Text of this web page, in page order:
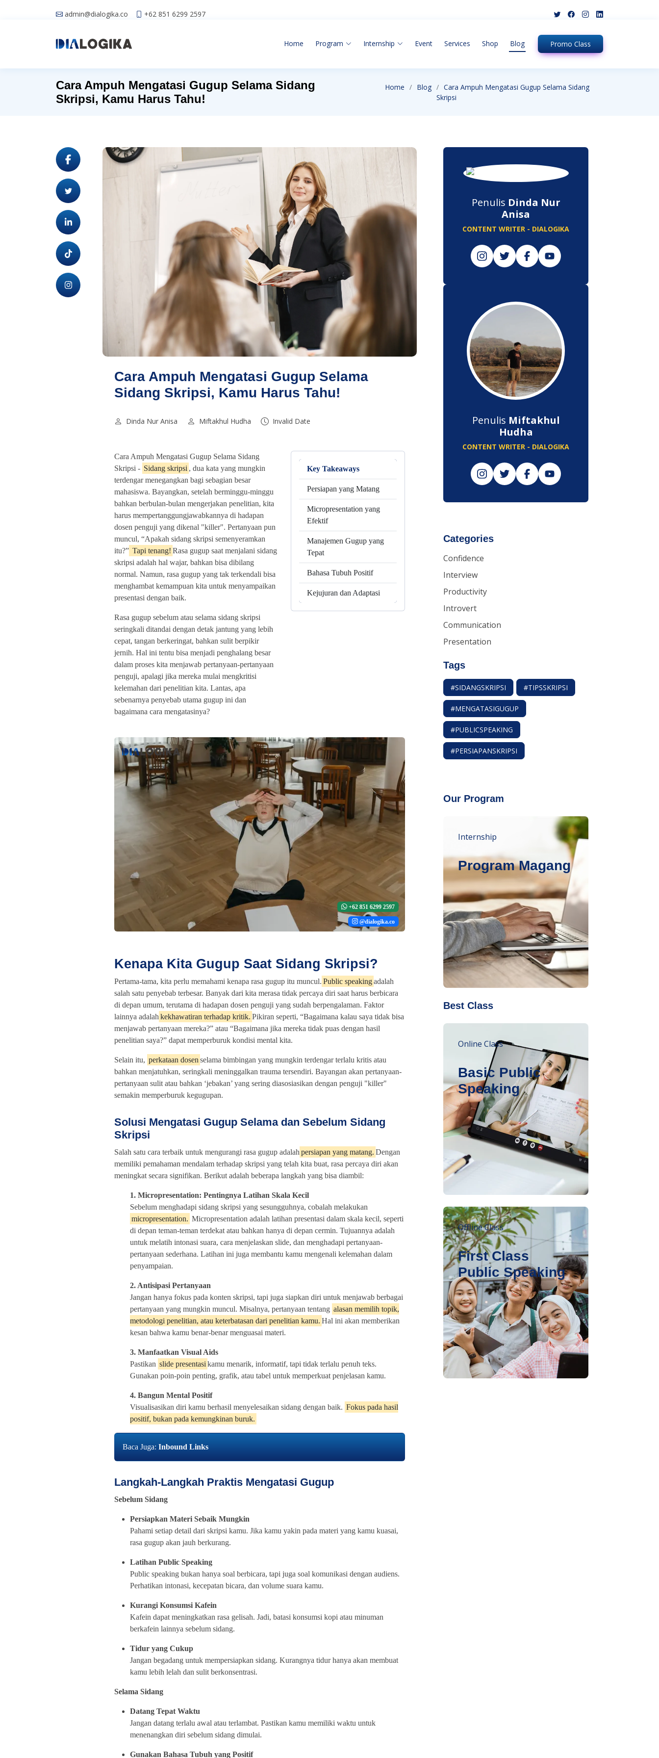
admin@dialogika.co +62 851 6299 2597
Home Program Internship Event Services Shop Blog Promo Class
Cara Ampuh Mengatasi Gugup Selama Sidang
Skripsi, Kamu Harus Tahu!
Home Blog
Cara Ampuh Mengatasi Gugup Selama Sidang
Skripsi
Cara Ampuh Mengatasi Gugup Selama
Sidang Skripsi, Kamu Harus Tahu!
Dinda Nur Anisa Miftakhul Hudha Invalid Date
Cara Ampuh Mengatasi Gugup Selama Sidang
Skripsi - Sidang skripsi , dua kata yang mungkin
terdengar menegangkan bagi sebagian besar
mahasiswa. Bayangkan, setelah berminggu-minggu
bahkan berbulan-bulan mengerjakan penelitian, kita
harus mempertanggungjawabkannya di hadapan
dosen penguji yang dikenal "killer". Pertanyaan pun
muncul, “Apakah sidang skripsi semenyeramkan
itu?” Tapi tenang! Rasa gugup saat menjalani sidang
skripsi adalah hal wajar, bahkan bisa dibilang
normal. Namun, rasa gugup yang tak terkendali bisa
menghambat kemampuan kita untuk menyampaikan
presentasi dengan baik.
Rasa gugup sebelum atau selama sidang skripsi
seringkali ditandai dengan detak jantung yang lebih
cepat, tangan berkeringat, bahkan sulit berpikir
jernih. Hal ini tentu bisa menjadi penghalang besar
dalam proses kita menjawab pertanyaan-pertanyaan
penguji, apalagi jika mereka mulai mengkritisi
kelemahan dari penelitian kita. Lantas, apa
sebenarnya penyebab utama gugup ini dan
bagaimana cara mengatasinya?
Key Takeaways
Persiapan yang Matang
Micropresentation yang
Efektif
Manajemen Gugup yang
Tepat
Bahasa Tubuh Positif
Kejujuran dan Adaptasi
+62 851 6299 2597
@dialogika.co
Kenapa Kita Gugup Saat Sidang Skripsi?
Pertama-tama, kita perlu memahami kenapa rasa gugup itu muncul. Public speakingadalah
salah satu penyebab terbesar. Banyak dari kita merasa tidak percaya diri saat harus berbicara
di depan umum, terutama di hadapan dosen penguji yang sudah berpengalaman. Faktor
lainnya adalah kekhawatiran terhadap kritik. Pikiran seperti, “Bagaimana kalau saya tidak bisa
menjawab pertanyaan mereka?” atau “Bagaimana jika mereka tidak puas dengan hasil
penelitian saya?” dapat memperburuk kondisi mental kita.
Selain itu, perkataan dosen selama bimbingan yang mungkin terdengar terlalu kritis atau
bahkan menjatuhkan, seringkali meninggalkan trauma tersendiri. Bayangan akan pertanyaan-
pertanyaan sulit atau bahkan ‘jebakan’ yang sering diasosiasikan dengan penguji "killer"
semakin memperburuk kegugupan.
Solusi Mengatasi Gugup Selama dan Sebelum Sidang
Skripsi
Salah satu cara terbaik untuk mengurangi rasa gugup adalah persiapan yang matang. Dengan
memiliki pemahaman mendalam terhadap skripsi yang telah kita buat, rasa percaya diri akan
meningkat secara signifikan. Berikut adalah beberapa langkah yang bisa diambil:
1. Micropresentation: Pentingnya Latihan Skala Kecil
Sebelum menghadapi sidang skripsi yang sesungguhnya, cobalah melakukan
micropresentation. Micropresentation adalah latihan presentasi dalam skala kecil, seperti
di depan teman-teman terdekat atau bahkan hanya di depan cermin. Tujuannya adalah
untuk melatih intonasi suara, cara menjelaskan slide, dan menghadapi pertanyaan-
pertanyaan sederhana. Latihan ini juga membantu kamu mengenali kelemahan dalam
penyampaian.
2. Antisipasi Pertanyaan
Jangan hanya fokus pada konten skripsi, tapi juga siapkan diri untuk menjawab berbagai
pertanyaan yang mungkin muncul. Misalnya, pertanyaan tentang alasan memilih topik,
metodologi penelitian, atau keterbatasan dari penelitian kamu. Hal ini akan memberikan
kesan bahwa kamu benar-benar menguasai materi.
3. Manfaatkan Visual Aids
Pastikan slide presentasi kamu menarik, informatif, tapi tidak terlalu penuh teks.
Gunakan poin-poin penting, grafik, atau tabel untuk memperkuat penjelasan kamu.
4. Bangun Mental Positif
Visualisasikan diri kamu berhasil menyelesaikan sidang dengan baik. Fokus pada hasil
positif, bukan pada kemungkinan buruk.
Baca Juga: Inbound Links
Langkah-Langkah Praktis Mengatasi Gugup
Sebelum Sidang
Persiapkan Materi Sebaik Mungkin
Pahami setiap detail dari skripsi kamu. Jika kamu yakin pada materi yang kamu kuasai,
rasa gugup akan jauh berkurang.
Latihan Public Speaking
Public speaking bukan hanya soal berbicara, tapi juga soal komunikasi dengan audiens.
Perhatikan intonasi, kecepatan bicara, dan volume suara kamu.
Kurangi Konsumsi Kafein
Kafein dapat meningkatkan rasa gelisah. Jadi, batasi konsumsi kopi atau minuman
berkafein lainnya sebelum sidang.
Tidur yang Cukup
Jangan begadang untuk mempersiapkan sidang. Kurangnya tidur hanya akan membuat
kamu lebih lelah dan sulit berkonsentrasi.
Selama Sidang
Datang Tepat Waktu
Jangan datang terlalu awal atau terlambat. Pastikan kamu memiliki waktu untuk
menenangkan diri sebelum sidang dimulai.
Gunakan Bahasa Tubuh yang Positif
Penulis Dinda Nur
Anisa
CONTENT WRITER - DIALOGIKA
Penulis Miftakhul
Hudha
CONTENT WRITER - DIALOGIKA
Categories
Confidence
Interview
Productivity
Introvert
Communication
Presentation
Tags
#SIDANGSKRIPSI #TIPSSKRIPSI
#MENGATASIGUGUP
#PUBLICSPEAKING
#PERSIAPANSKRIPSI
Our Program
Internship
Program Magang
Best Class
Online Class
Basic Public
Speaking
Offline Class
First Class
Public Speaking